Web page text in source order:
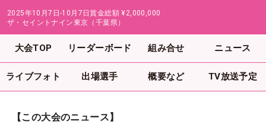
2025年10月7日-10月7日賞金総額 ¥2,000,000
ザ・セイントナイン東京（千葉県）
大会TOP リーダーボード 組み合せ ニュース
ライブフォト 出場選手 概要など TV放送予定
【この大会のニュース】